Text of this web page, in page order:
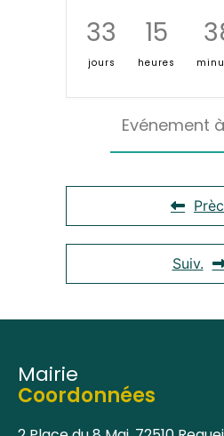
33
jours
15
heures
Evénement
Suiv.
Mairie
Coordonnées